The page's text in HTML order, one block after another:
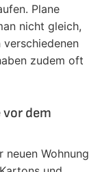
Plane
nicht gleich,
verschiedenen
zudem oft
vor dem
neuen Wohnung